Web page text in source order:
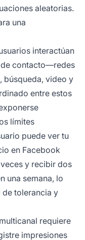
aleatorias.
una
interactúan
de contacto—redes
búsqueda, video y
entre estos
límites
puede ver tu
en Facebook
y recibir dos
una semana, lo
de tolerancia y
requiere
impresiones